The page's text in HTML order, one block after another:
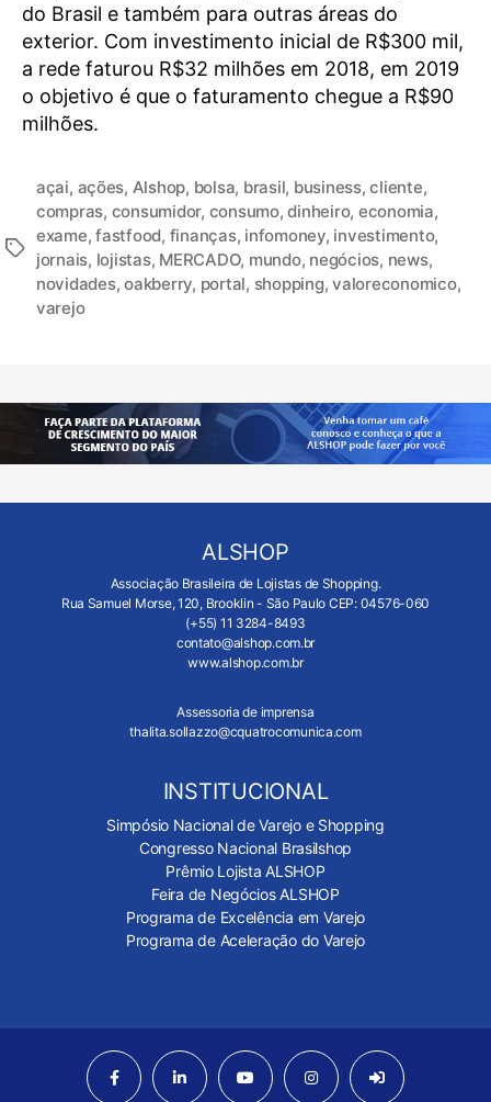
do Brasil e também para outras áreas do
exterior. Com investimento inicial de R$300 mil,
a rede faturou R$32 milhões em 2018, em 2019
o objetivo é que o faturamento chegue a R$90
milhões.
açai, ações, Alshop, bolsa, brasil, business,cliente,
compras, consumidor, consumo,dinheiro, economia,
exame,fastfood, finanças, infomoney, investimento,
jornais, lojistas, MERCADO, mundo, negócios, news,
novidades,oakberry, portal, shopping,valoreconomico,
varejo
ALSHOP
Associação Brasileira de Lojistas de Shopping.
Rua Samuel Morse, 120, Brooklin - São Paulo CEP: 04576-060
(+55) 11 3284-8493
contato@alshop.com.br
www.alshop.com.br
Assessoria de imprensa
thalita.sollazzo@cquatrocomunica.com
INSTITUCIONAL
Simpósio Nacional de Varejo e Shopping
Congresso Nacional Brasilshop
Prêmio Lojista ALSHOP
Feira de Negócios ALSHOP
Programa de Excelência em Varejo
Programa de Aceleração do Varejo